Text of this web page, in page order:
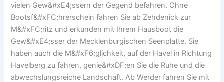
vielen Gew&#xE4;ssern der Gegend befahren. Ohne
Bootsf&#xFC;hrerschein fahren Sie ab Zehdenick zur
M&#xFC;ritz und erkunden mit Ihrem Hausboot die
Gew&#xE4;sser der Mecklenburgischen Seenplatte. Sie
haben auch die M&#xF6;glichkeit, auf der Havel in Richtung
Havelberg zu fahren, genie&#xDF;en Sie die Ruhe und die
abwechslungsreiche Landschaft. Ab Werder fahren Sie mit